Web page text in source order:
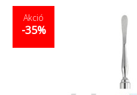
Akció
-35%